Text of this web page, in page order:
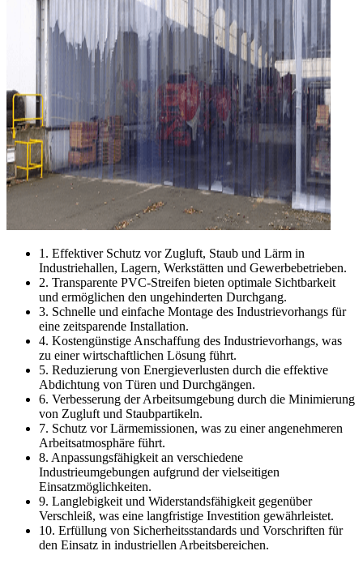
1. Effektiver Schutz vor Zugluft, Staub und Lärm in
Industriehallen, Lagern, Werkstätten und Gewerbebetrieben.
2. Transparente PVC-Streifen bieten optimale Sichtbarkeit
und ermöglichen den ungehinderten Durchgang.
3. Schnelle und einfache Montage des Industrievorhangs für
eine zeitsparende Installation.
4. Kostengünstige Anschaffung des Industrievorhangs, was
zu einer wirtschaftlichen Lösung führt.
5. Reduzierung von Energieverlusten durch die effektive
Abdichtung von Türen und Durchgängen.
6. Verbesserung der Arbeitsumgebung durch die Minimierung
von Zugluft und Staubpartikeln.
7. Schutz vor Lärmemissionen, was zu einer angenehmeren
Arbeitsatmosphäre führt.
8. Anpassungsfähigkeit an verschiedene
Industrieumgebungen aufgrund der vielseitigen
Einsatzmöglichkeiten.
9. Langlebigkeit und Widerstandsfähigkeit gegenüber
Verschleiß, was eine langfristige Investition gewährleistet.
10. Erfüllung von Sicherheitsstandards und Vorschriften für
den Einsatz in industriellen Arbeitsbereichen.